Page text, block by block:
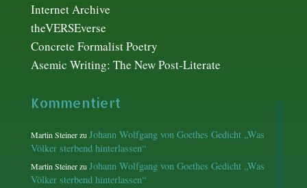
Internet Archive
theVERSEverse
Concrete Formalist Poetry
Asemic Writing: The New Post-Literate
Kommentiert
Martin Steinerzu Johann Wolfgang von Goethes Gedicht „Was
Völker sterbend hinterlassen“
Martin Steinerzu Johann Wolfgang von Goethes Gedicht „Was
Völker sterbend hinterlassen“